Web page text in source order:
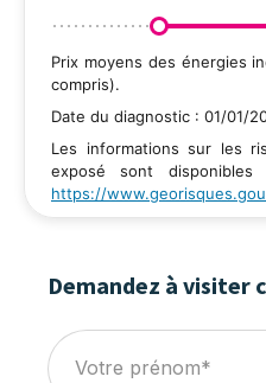
Prix moyens des énergies
compris).
Date du diagnostic : 01/01/
Les informations sur les
exposé sont
https://
Demandez à visiter